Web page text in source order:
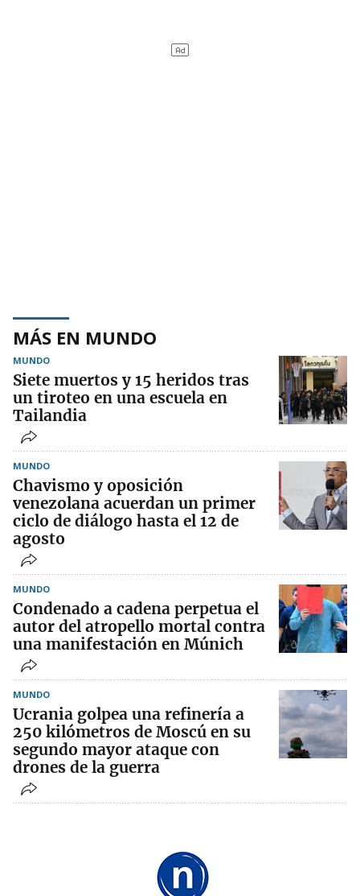
MÁS EN MUNDO
MUNDO
Siete muertos y 15 heridos tras
un tiroteo en una escuela en
Tailandia
MUNDO
Chavismo y oposición
venezolana acuerdan un primer
ciclo de diálogo hasta el 12 de
agosto
MUNDO
Condenado a cadena perpetua el
autor del atropello mortal contra
una manifestación en Múnich
MUNDO
Ucrania golpea una refinería a
250 kilómetros de Moscú en su
segundo mayor ataque con
drones de la guerra